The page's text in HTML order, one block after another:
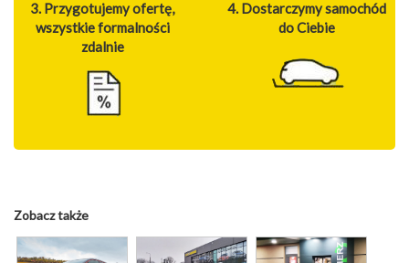
3. Przygotujemy ofertę,
wszystkie formalności
zdalnie
4. Dostarczymy samochód
do Ciebie
Zobacz także